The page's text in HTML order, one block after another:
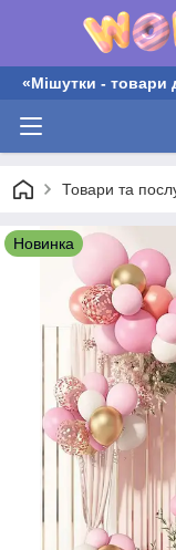
«Мішутки - товари
Товари та
Новинка